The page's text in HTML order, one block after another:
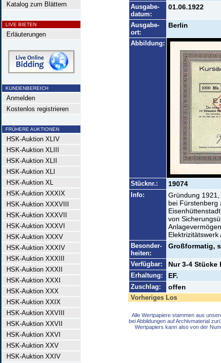
Katalog zum Blättern
LIVE BIETEN
Erläuterungen
KUNDENBEREICH
Anmelden
Kostenlos registrieren
FRÜHERE AUKTIONEN
HSK-Auktion XLIV
HSK-Auktion XLIII
HSK-Auktion XLII
HSK-Auktion XLI
HSK-Auktion XL
HSK-Auktion XXXIX
HSK-Auktion XXXVIII
HSK-Auktion XXXVII
HSK-Auktion XXXVI
HSK-Auktion XXXV
HSK-Auktion XXXIV
HSK-Auktion XXXIII
HSK-Auktion XXXII
HSK-Auktion XXXI
HSK-Auktion XXX
HSK-Auktion XXIX
HSK-Auktion XXVIII
HSK-Auktion XXVII
HSK-Auktion XXVI
HSK-Auktion XXV
HSK-Auktion XXIV
Ausgabe-
datum:
01.06.1922
Ausgabe-
ort:
Berlin
Abbildung:
Stücknr.: 19074
Info:
Gründung
bei Fürstenberg
von
Elektrizitätswerk
Besonder-
heiten:
Großformatig,
Verfügbar: Nur 3-4 Stücke
Erhaltung: EF.
Zuschlag: offen
Vorheriges Los
Alle Wertpapiere stammen aus
bei Abbildungen auf Archivmaterial
Wertpapiers kann also von der